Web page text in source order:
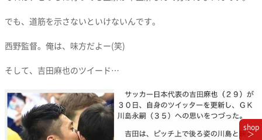
でも、道筋を示さないといけないんです。
西野監督。俺は、味方だよー(笑)
そして、吉田麻也のツイード…
shop
＞